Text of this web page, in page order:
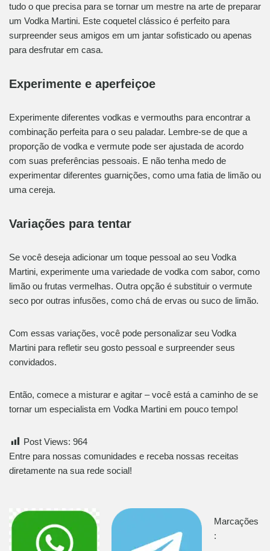
tudo o que precisa para se tornar um mestre na arte de preparar
um Vodka Martini. Este coquetel clássico é perfeito para
surpreender seus amigos em um jantar sofisticado ou apenas
para desfrutar em casa.
Experimente e aperfeiçoe
Experimente diferentes vodkas e vermouths para encontrar a
combinação perfeita para o seu paladar. Lembre-se de que a
proporção de vodka e vermute pode ser ajustada de acordo
com suas preferências pessoais. E não tenha medo de
experimentar diferentes guarnições, como uma fatia de limão ou
uma cereja.
Variações para tentar
Se você deseja adicionar um toque pessoal ao seu Vodka
Martini, experimente uma variedade de vodka com sabor, como
limão ou frutas vermelhas. Outra opção é substituir o vermute
seco por outras infusões, como chá de ervas ou suco de limão.
Com essas variações, você pode personalizar seu Vodka
Martini para refletir seu gosto pessoal e surpreender seus
convidados.
Então, comece a misturar e agitar – você está a caminho de se
tornar um especialista em Vodka Martini em pouco tempo!
Post Views: 964
Entre para nossas comunidades e receba nossas receitas
diretamente na sua rede social!
Marcações
: